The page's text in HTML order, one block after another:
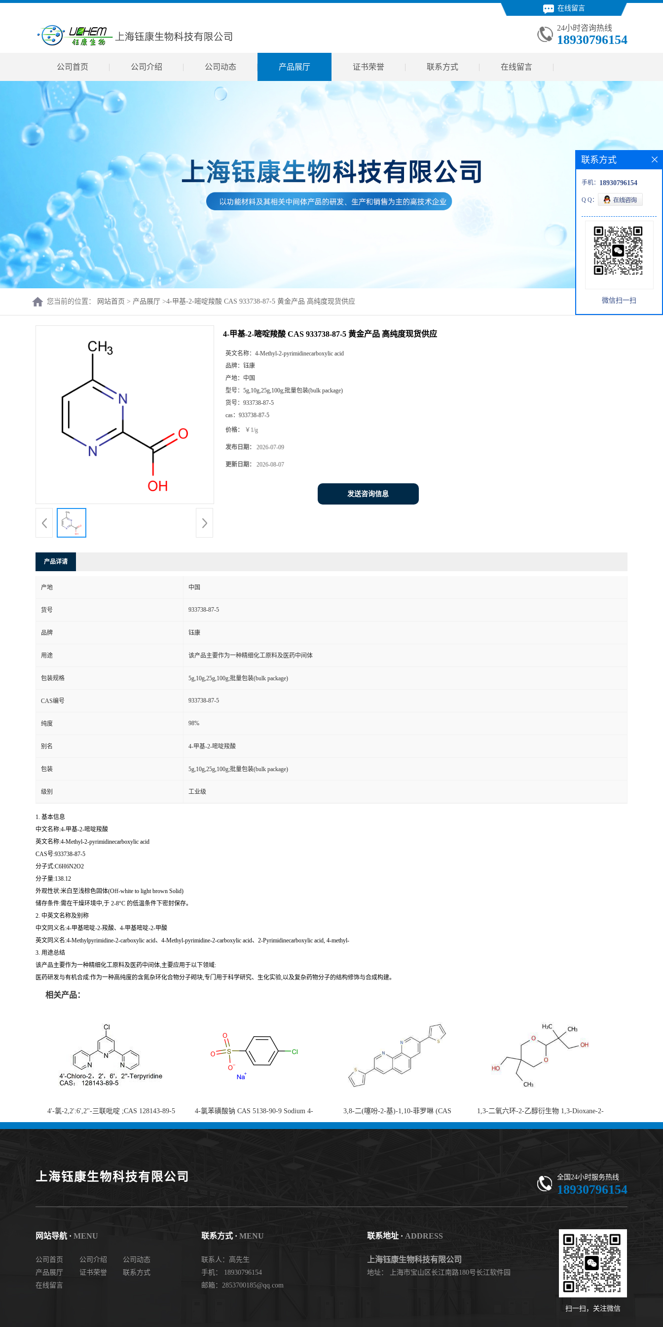
在线留言
24小时咨询热线
18930796154
公司首页 公司介绍 公司动态 产品展厅 证书荣誉 联系方式 在线留言
您当前的位置： 网站首页 > 产品展厅 >4-甲基-2-嘧啶羧酸 CAS 933738-87-5 黄金产品 高纯度现货供应
4-甲基-2-嘧啶羧酸 CAS 933738-87-5 黄金产品 高纯度现货供应
英文名称： 4-Methyl-2-pyrimidinecarboxylic acid
品牌： 钰康
产地： 中国
型号： 5g,10g,25g,100g;批量包装(bulk package)
货号： 933738-87-5
cas： 933738-87-5
价格： ￥1/g
发布日期： 2026-07-09
更新日期： 2026-08-07
发送咨询信息
产品详请
产地 中国
货号 933738-87-5
品牌 钰康
用途 该产品主要作为一种精细化工原料及医药中间体
包装规格 5g,10g,25g,100g;批量包装(bulk package)
CAS编号 933738-87-5
纯度 98%
别名 4-甲基-2-嘧啶羧酸
包装 5g,10g,25g,100g;批量包装(bulk package)
级别 工业级
1. 基本信息
中文名称:4-甲基-2-嘧啶羧酸
英文名称:4-Methyl-2-pyrimidinecarboxylic acid
CAS号:933738-87-5
分子式:C6H6N2O2
分子量:138.12
外观性状:米白至浅棕色固体(Off-white to light brown Solid)
储存条件:需在干燥环境中,于 2-8°C 的低温条件下密封保存。
2. 中英文名称及别称
中文同义名:4-甲基嘧啶-2-羧酸、4-甲基嘧啶-2-甲酸
英文同义名:4-Methylpyrimidine-2-carboxylic acid、4-Methyl-pyrimidine-2-carboxylic acid、2-Pyrimidinecarboxylic acid, 4-methyl-
3. 用途总结
该产品主要作为一种精细化工原料及医药中间体,主要应用于以下领域:
医药研发与有机合成:作为一种高纯度的含氮杂环化合物分子砌块,专门用于科学研究、生化实验,以及复杂药物分子的结构修饰与合成构建。
相关产品：
4'-氯-2,2':6',2''-三联吡啶 ;CAS 128143-89-5
;4'-Chloro-2,2':6',2''-terpyridine;4-
4-氯苯磺酸钠 CAS 5138-90-9 Sodium 4-
chlorobenzenesulfonate 黄金产品 高纯度现货
3,8-二(噻吩-2-基)-1,10-菲罗啉 (CAS
753491-32-6)1,10-Phenanthroline, 3,8-di-2-
1,3-二氧六环-2-乙醇衍生物 1,3-Dioxane-2-
ethanol, 5-ethyl-5-(hydroxymethyl)-β,β-
联系方式
手机： 18930796154
Q Q：
微信扫一扫
上海钰康生物科技有限公司 全国24小时服务热线
18930796154
网站导航 · MENU
公司首页 公司介绍
公司动态
产品展厅
证书荣誉
联系方式
在线留言
联系方式 · MENU
联系人：高先生
手机： 18930796154
邮箱：2853700185@qq.com
联系地址 · ADDRESS
上海钰康生物科技有限公司
地址： 上海市宝山区长江南路180号长江软件园
扫一扫，关注微信